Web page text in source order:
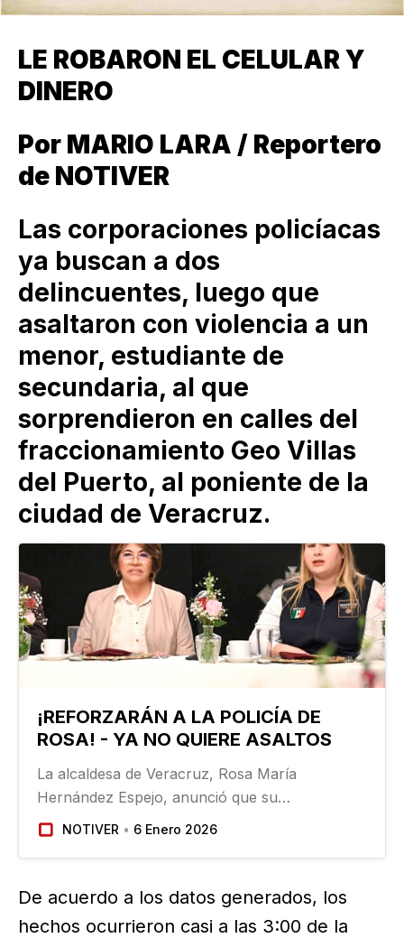
LE ROBARON EL CELULAR Y
DINERO
Por MARIO LARA / Reportero
de NOTIVER
Las corporaciones policíacas
ya buscan a dos
delincuentes, luego que
asaltaron con violencia a un
menor, estudiante de
secundaria, al que
sorprendieron en calles del
fraccionamiento Geo Villas
del Puerto, al poniente de la
ciudad de Veracruz.
¡REFORZARÁN A LA POLICÍA DE
ROSA! - YA NO QUIERE ASALTOS
La alcaldesa de Veracruz, Rosa María
Hernández Espejo, anunció que su
administración reforzará la policía municipal
Seguridad realizada…
NOTIVER 6 Enero 2026
De acuerdo a los datos generados, los
hechos ocurrieron casi a las 3:00 de la